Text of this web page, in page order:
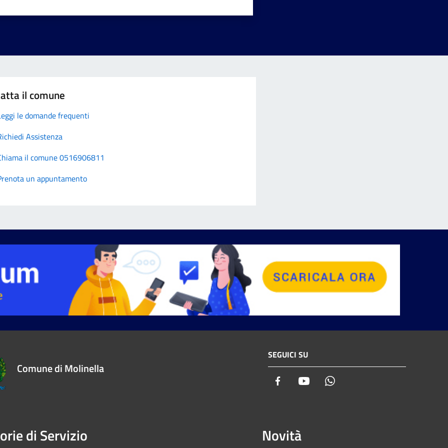
il comune
le domande frequenti
Assistenza
il comune 0516906811
un appuntamento
Comune di Molinella
SEGUICI SU
Facebook Youtube
di Servizio Novità